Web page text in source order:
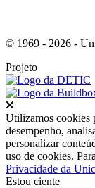
© 1969 - 2026 -
Projeto
Utilizamos cookies
desempenho,
personalizar
uso de cookies.
Privacidade da
Estou ciente